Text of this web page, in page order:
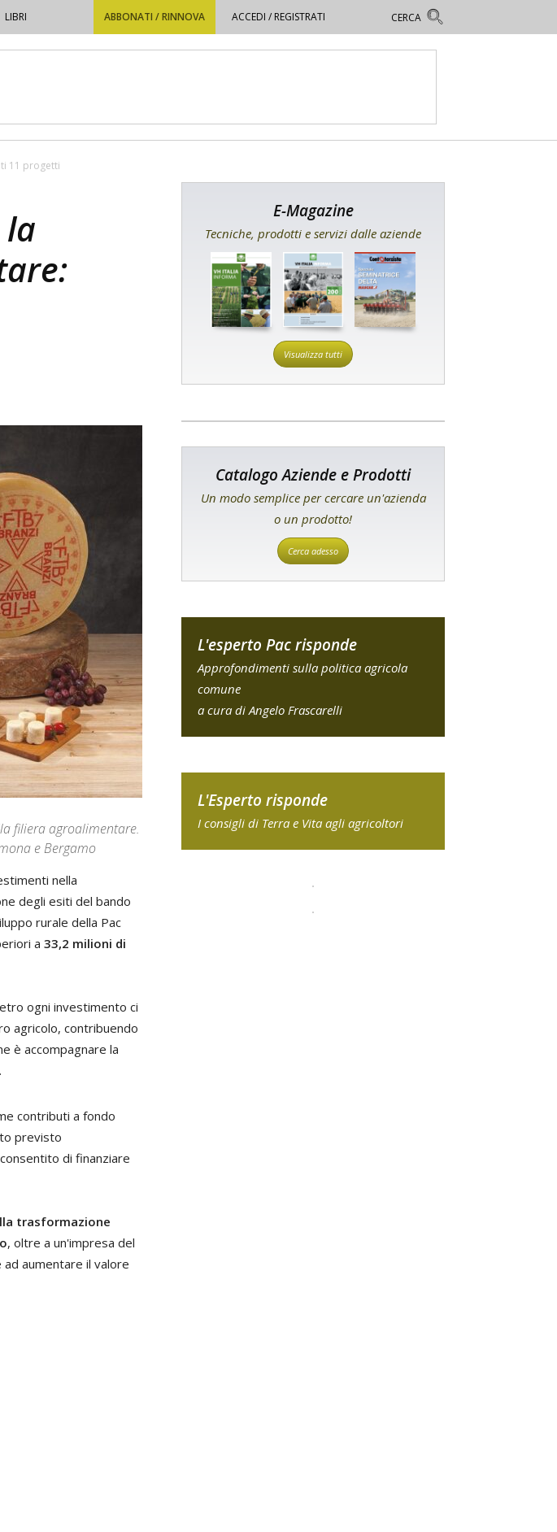
LIBRI ABBONATI / RINNOVA ACCEDI / REGISTRATI
11 progetti
filiera agroalimentare.
e Bergamo
nella
degli esiti del bando
rurale della Pac
a 33,2 milioni di
ogni investimento ci
agricolo, contribuendo
è accompagnare la
contributi a fondo
previsto
di finanziare
trasformazione
, oltre a un'impresa del
aumentare il valore
E-Magazine
Tecniche, prodotti e servizi dalle aziende
Visualizza tutti
Catalogo Aziende e Prodotti
Un modo semplice per cercare un'azienda
o un prodotto!
Cerca adesso
L'esperto Pac risponde
Approfondimenti sulla politica agricola
comune
a cura di Angelo Frascarelli
L'Esperto risponde
I consigli di Terra e Vita agli agricoltori